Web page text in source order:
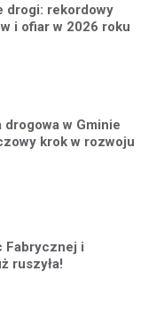
drogi: rekordowy
i ofiar w 2026 roku
drogowa w Gminie
krok w rozwoju
Fabrycznej i
ruszyła!